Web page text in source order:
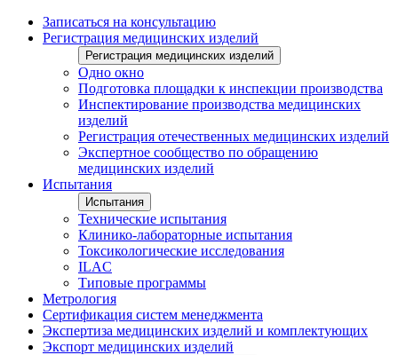
Записаться на консультацию
Регистрация медицинских изделий
Регистрация медицинских изделий
Одно окно
Подготовка площадки к инспекции производства
Инспектирование производства медицинских
изделий
Регистрация отечественных медицинских изделий
Экспертное сообщество по обращению
медицинских изделий
Испытания
Испытания
Технические испытания
Клинико-лабораторные испытания
Токсикологические исследования
ILAС
Типовые программы
Метрология
Сертификация систем менеджмента
Экспертиза медицинских изделий и комплектующих
Экспорт медицинских изделий